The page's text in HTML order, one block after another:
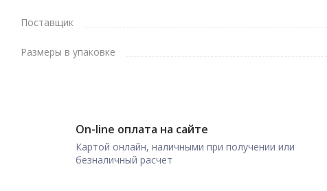
Поставщик
Размеры в упаковке
On-line оплата на сайте
Картой онлайн, наличными при получении или
безналичный расчет